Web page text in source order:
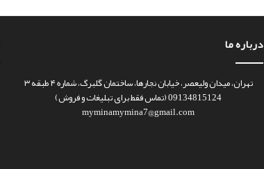
درباره ما
تهران، میدان ولیعصر، خیابان نجارها، ساختمان گلبرگ، شماره ۴ طبقه ۳
09134815124 (تماس فقط برای تبلیغات و فروش)
myminamymina7@gmail.com